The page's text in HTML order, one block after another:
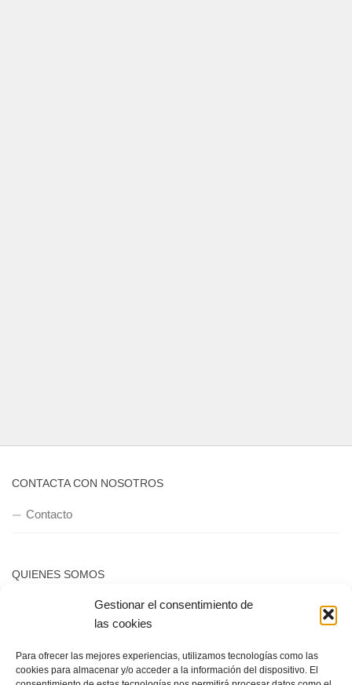
Gestionar el consentimiento de
las cookies
Para ofrecer las mejores experiencias, utilizamos tecnologías como las
cookies para almacenar y/o acceder a la información del dispositivo. El
CONTACTA CON NOSOTROS
Contacto
QUIENES SOMOS
Quienes somos
POLÍTICA DE PRIVACIDAD